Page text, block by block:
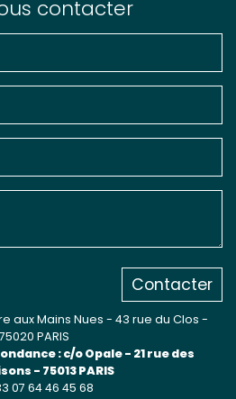
contacter
Contacter
aux Mains Nues - 43 rue du Clos -
75020 PARIS
: c/o Opale - 21 rue des
- 75013 PARIS
07 64 46 45 68